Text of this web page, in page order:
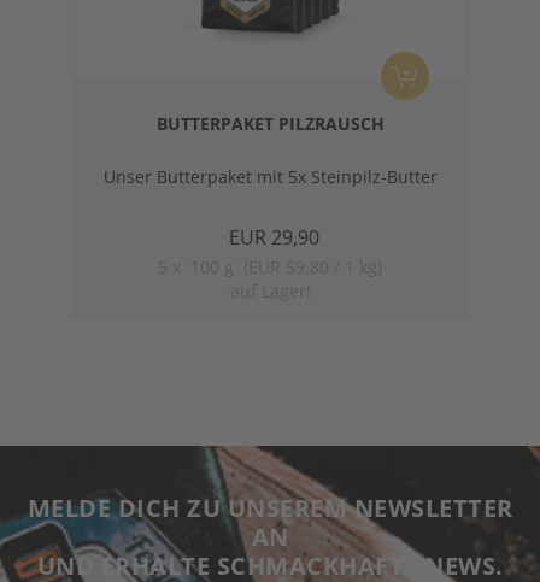
BUTTERPAKET PILZRAUSCH
Unser Butterpaket mit 5x Steinpilz-Butter
EUR 29,90
MELDE DICH ZU UNSEREM NEWSLETTER
AN
UND ERHALTE SCHMACKHAFTE NEWS.